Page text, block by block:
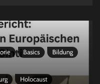
Basics
Bildung
Holocaust